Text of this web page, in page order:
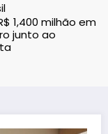
1,400 milhão em
junto ao